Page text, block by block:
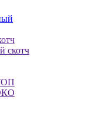
скотч